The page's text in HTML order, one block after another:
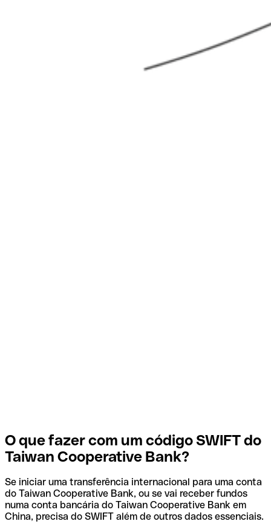
O que fazer com um código SWIFT do
Taiwan Cooperative Bank?
Se iniciar uma transferência internacional para uma conta
do Taiwan Cooperative Bank, ou se vai receber fundos
numa conta bancária do Taiwan Cooperative Bank em
China, precisa do SWIFT além de outros dados essenciais.